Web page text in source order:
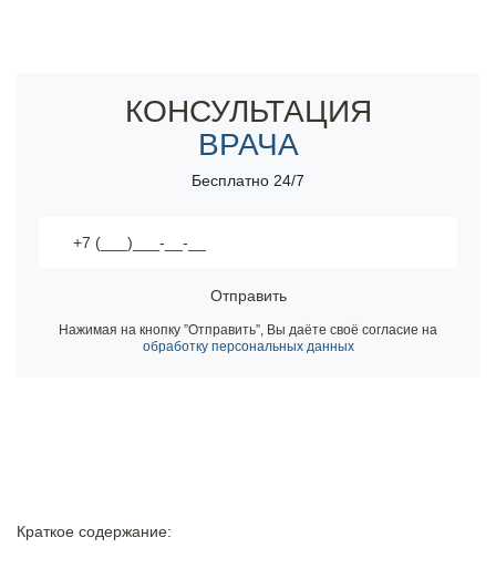
Электронная почта:info@mk-narkolog-centr
КОНСУЛЬТАЦИЯ
ВРАЧА
Бесплатно 24/7
Отправить
Нажимая на кнопку ”Отправить”, Вы даёте своё согласие на
обработку персональных данных
Краткое содержание: